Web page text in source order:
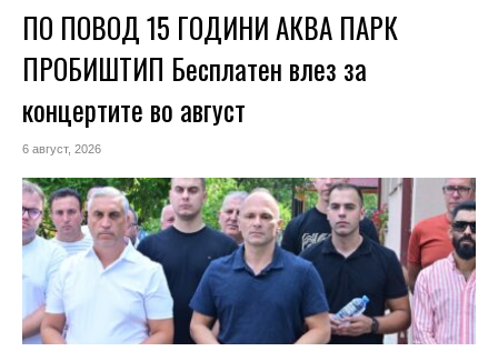
ПО ПОВОД 15 ГОДИНИ АКВА ПАРК
ПРОБИШТИП Бесплатен влез за
концертите во август
6 август, 2026